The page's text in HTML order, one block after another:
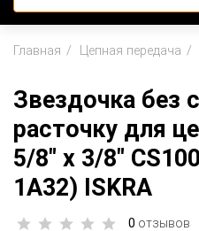
Главная Цепная передача
Звездочка без
расточку для
5/8" x 3/8"
1A32) ISKRA
0 отзывов